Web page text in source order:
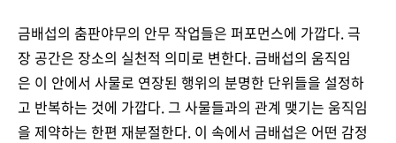
금배섭의 춤판야무의 안무 작업들은 퍼포먼스에 가깝다. 극
장 공간은 장소의 실천적 의미로 변한다. 금배섭의 움직임
은 이 안에서 사물로 연장된 행위의 분명한 단위들을 설정하
고 반복하는 것에 가깝다. 그 사물들과의 관계 맺기는 움직임
을 제약하는 한편 재분절한다. 이 속에서 금배섭은 어떤 감정